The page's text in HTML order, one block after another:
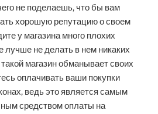
не поделаешь, что бы вам
хорошую репутацию о своем
у магазина много плохих
лучше не делать в нем никаких
такой магазин обманывает своих
оплачивать ваши покупки
ведь это является самым
средством оплаты на